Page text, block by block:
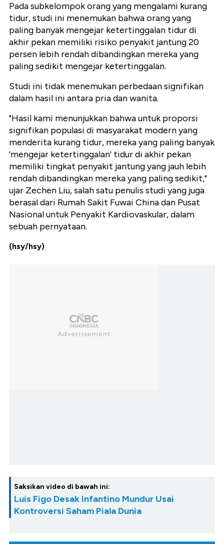
Pada subkelompok orang yang mengalami kurang
tidur, studi ini menemukan bahwa orang yang
paling banyak mengejar ketertinggalan tidur di
akhir pekan memiliki risiko penyakit jantung 20
persen lebih rendah dibandingkan mereka yang
paling sedikit mengejar ketertinggalan.
Studi ini tidak menemukan perbedaan signifikan
dalam hasil ini antara pria dan wanita.
"Hasil kami menunjukkan bahwa untuk proporsi
signifikan populasi di masyarakat modern yang
menderita kurang tidur, mereka yang paling banyak
'mengejar ketertinggalan' tidur di akhir pekan
memiliki tingkat penyakit jantung yang jauh lebih
rendah dibandingkan mereka yang paling sedikit,"
ujar Zechen Liu, salah satu penulis studi yang juga
berasal dari Rumah Sakit Fuwai China dan Pusat
Nasional untuk Penyakit Kardiovaskular, dalam
sebuah pernyataan.
(hsy/hsy)
Saksikan video di bawah ini:
Luis Figo Desak Infantino Mundur Usai
Kontroversi Saham Piala Dunia